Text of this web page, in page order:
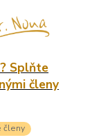
Splňte
členy
členy